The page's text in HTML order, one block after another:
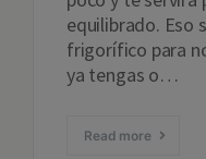
equilibrado. Eso
frigorífico para
ya tengas o…
Read more